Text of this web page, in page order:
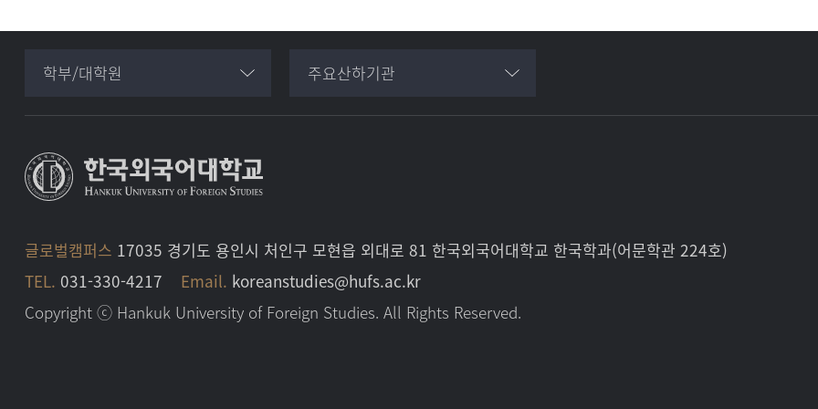
학부/대학원 주요산하기관
글로벌캠퍼스 17035 경기도 용인시 처인구 모현읍 외대로 81 한국외국어대학교 한국학과(어문학관 224호)
TEL. 031-330-4217 Email. koreanstudies@hufs.ac.kr
Copyright ⓒ Hankuk University of Foreign Studies. All Rights Reserved.